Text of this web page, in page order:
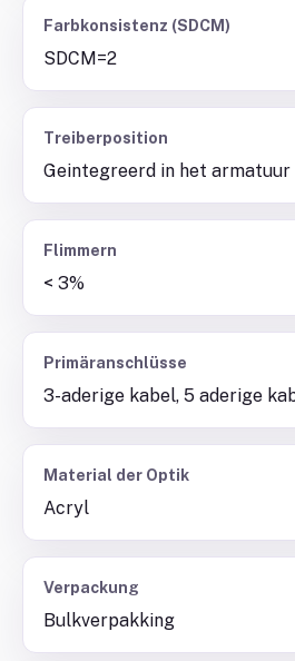
Farbkonsistenz (SDCM)
SDCM=2
Treiberposition
Geintegreerd in het armatuur
Flimmern
< 3%
Primäranschlüsse
3-aderige kabel, 5 aderige
Material der Optik
Acryl
Verpackung
Bulkverpakking